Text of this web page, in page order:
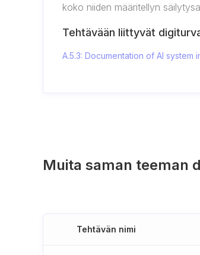
koko niiden määritellyn
Tehtävään liittyvät
A.5.3: Documentation of AI system
Muita saman teeman
Tehtävän nimi